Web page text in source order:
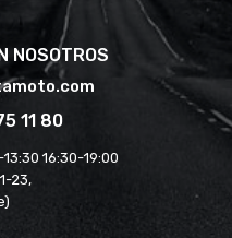
NOSOTROS
11 80
16:30-19:00
23,